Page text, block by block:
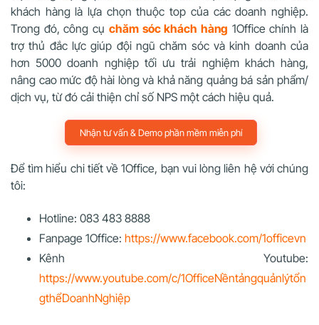
khách hàng là lựa chọn thuộc top của các doanh nghiệp.
Trong đó, công cụ chăm sóc khách hàng 1Office chính là
trợ thủ đắc lực giúp đội ngũ chăm sóc và kinh doanh của
hơn 5000 doanh nghiệp tối ưu trải nghiệm khách hàng,
nâng cao mức độ hài lòng và khả năng quảng bá sản phẩm/
dịch vụ, từ đó cải thiện chỉ số NPS một cách hiệu quả.
Nhận tư vấn & Demo phần mềm miễn phí
Để tìm hiểu chi tiết về 1Office, bạn vui lòng liên hệ với chúng
tôi:
Hotline: 083 483 8888
Fanpage 1Office: https://www.facebook.com/1officevn
Kênh Youtube:
https://www.youtube.com/c/1OfficeNềntảngquảnlýtổn
gthểDoanhNghiệp